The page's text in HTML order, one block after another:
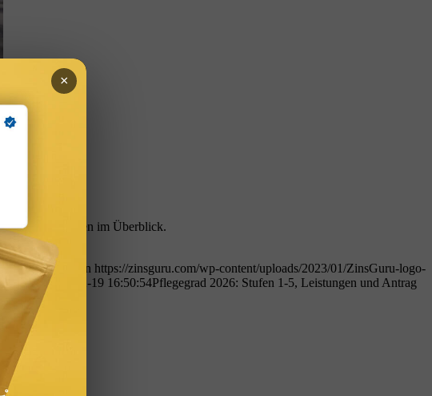
Zusatzleistungen im Überblick.
Redaktion https://zinsguru.com/wp-content/uploads/2023/01/ZinsGuru-logo-
2026-02-19 16:50:54Pflegegrad 2026: Stufen 1-5, Leistungen und Antrag
×